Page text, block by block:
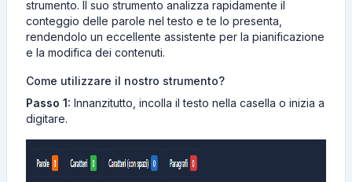
strumento. Il suo strumento analizza rapidamente il
conteggio delle parole nel testo e te lo presenta,
rendendolo un eccellente assistente per la pianificazione
e la modifica dei contenuti.
Come utilizzare il nostro strumento?
Passo 1: Innanzitutto, incolla il testo nella casella o inizia a
digitare.